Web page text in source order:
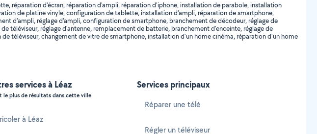
réparation d'écran, réparation d'ampli, réparation d'iphone, installation de parabole, installation
de platine vinyle, configuration de tablette, installation d'ampli, réparation de smartphone,
d'ampli, réglage d'ampli, configuration de smartphone, branchement de décodeur, réglage de
téléviseur, réglage d'antenne, remplacement de batterie, branchement d'enceinte, réglage de
téléviseur, changement de vitre de smartphone, installation d'un home cinéma, réparation d'un home
services à Léaz
le plus de résultats dans cette ville
à Léaz
Services principaux
Réparer une télé
Régler un téléviseur